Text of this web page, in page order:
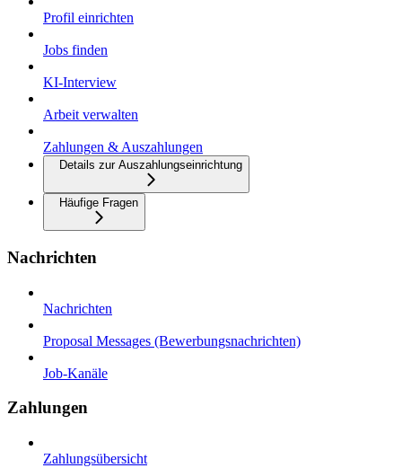
Profil einrichten
Jobs finden
KI-Interview
Arbeit verwalten
Zahlungen & Auszahlungen
Details zur Auszahlungseinrichtung
Häufige Fragen
Nachrichten
Nachrichten
Proposal Messages (Bewerbungsnachrichten)
Job-Kanäle
Zahlungen
Zahlungsübersicht